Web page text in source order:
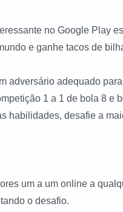
no Google Play
e ganhe tacos de
adversário adequado
1 a 1 de bola 8 e
habilidades, desafie a
um a um online a
o desafio.